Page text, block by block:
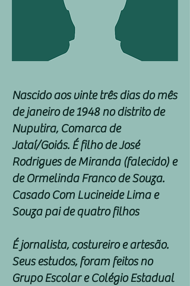
Nascido aos vinte três dias do mês
de janeiro de 1948 no distrito de
Nuputira, Comarca de
Jataí/Goiás. É filho de José
Rodrigues de Miranda (falecido) e
de Ormelinda Franco de Souza.
Casado Com Lucineide Lima e
Souza pai de quatro filhos
É jornalista, costureiro e artesão.
Seus estudos, foram feitos no
Grupo Escolar e Colégio Estadual